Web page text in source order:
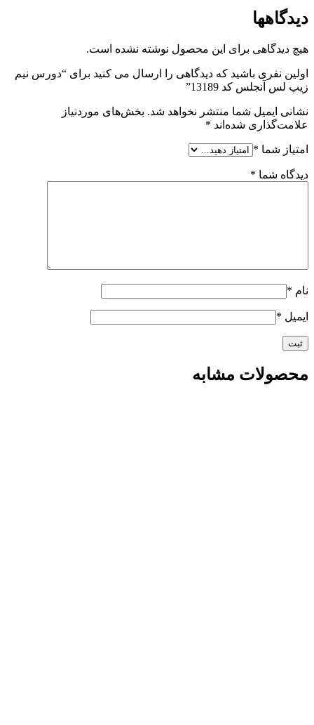
دیدگاهها
هیچ دیدگاهی برای این محصول نوشته نشده است.
اولین نفری باشید که دیدگاهی را ارسال می کنید برای “دورس نیم
زیپ لس آنجلس کد 13189”
نشانی ایمیل شما منتشر نخواهد شد. بخش‌های موردنیاز
علامت‌گذاری شده‌اند *
امتیاز شما *
دیدگاه شما *
نام *
ایمیل *
محصولات مشابه